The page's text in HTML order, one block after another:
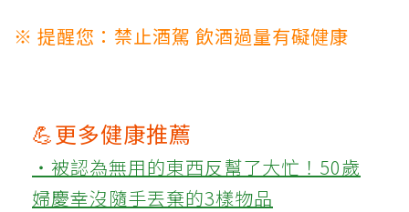
※ 提醒您：禁止酒駕 飲酒過量有礙健康
💪更多健康推薦
‧被認為無用的東西反幫了大忙！50歲
婦慶幸沒隨手丟棄的3樣物品